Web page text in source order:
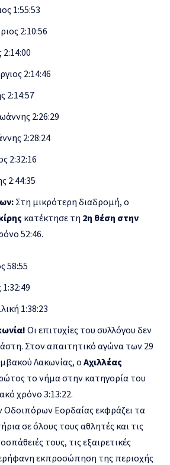
1:55:53
2:10:56
2:14:46
2:14:57
2:26:29
2:28:24
2:32:16
2:44:35
Στη μικρότερη διαδρομή, ο
κατέκτησε τη 2η θέση στην
52:46.
58:55
1:32:49
1:38:23
Οι επιτυχίες του συλλόγου δεν
Στον απαιτητικό αγώνα των 29
Λακωνίας, ο Αχιλλέας
το νήμα στην κατηγορία του
χρόνο 3:13:22.
Εορδαίας εκφράζει τα
σε όλους τους αθλητές και τις
τους, τις εξαιρετικές
εκπροσώπηση της περιοχής